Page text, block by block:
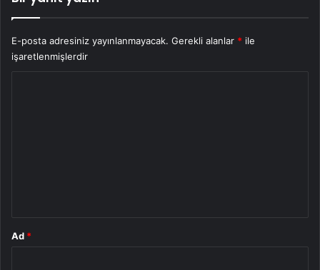
E-posta adresiniz yayınlanmayacak. Gerekli alanlar * ile
işaretlenmişlerdir
Ad *